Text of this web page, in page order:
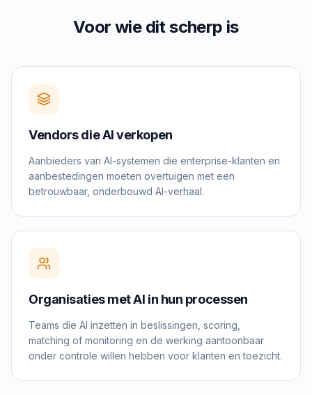
Voor wie dit scherp is
Vendors die AI verkopen
Aanbieders van AI-systemen die enterprise-klanten en
aanbestedingen moeten overtuigen met een
betrouwbaar, onderbouwd AI-verhaal.
Organisaties met AI in hun processen
Teams die AI inzetten in beslissingen, scoring,
matching of monitoring en de werking aantoonbaar
onder controle willen hebben voor klanten en toezicht.